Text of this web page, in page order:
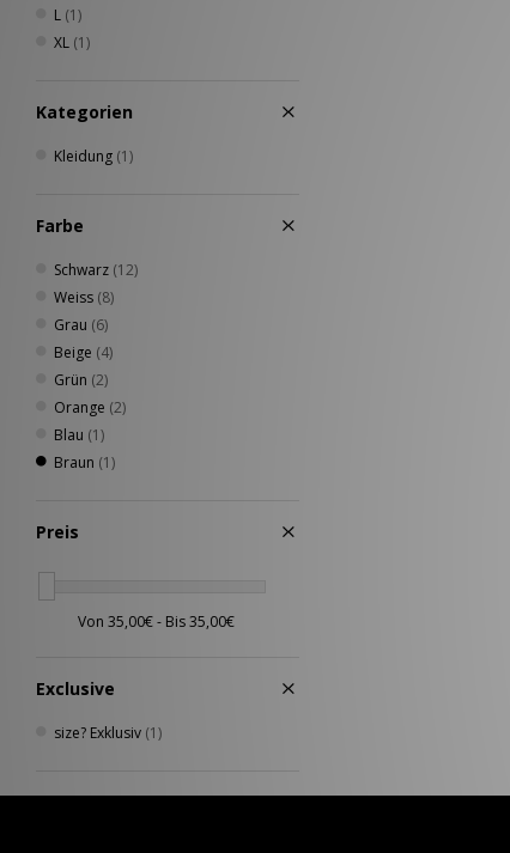
Keen
New Balance
Novesta(1)
Oakley(5)
Reebok
Rockport
Umbro
L (1)
XL (1)
Kategorien
Kleidung (1)
Farbe
Schwarz (12)
Weiss (8)
Grau (6)
Beige (4)
Grün (2)
Orange (2)
Blau (1)
Braun (1)
Preis
Exclusive
size? Exklusiv (1)